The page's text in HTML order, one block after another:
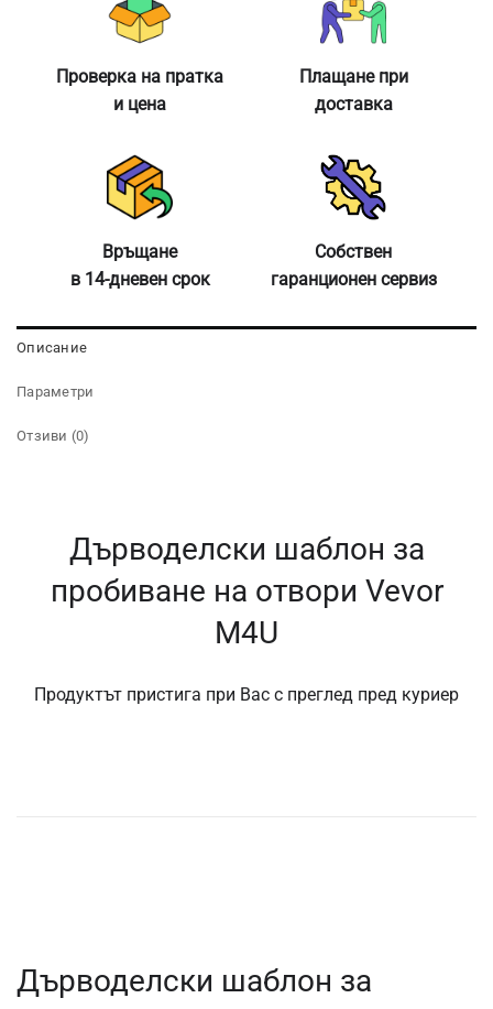
Проверка на пратка
и цена
Плащане при
доставка
Връщане
в 14-дневен срок
Собствен
гаранционен сервиз
Описание
Параметри
Отзиви (0)
Дърводелски шаблон за
пробиване на отвори Vevor
M4U
Продуктът пристига при Вас с преглед пред куриер
Дърводелски шаблон за